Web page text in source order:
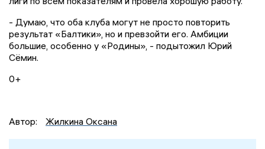
- Думаю, что оба клуба могут не просто повторить
результат «Балтики», но и превзойти его. Амбиции
большие, особенно у «Родины», - подытожил Юрий
Сёмин.
0+
Автор: Жилкина Оксана